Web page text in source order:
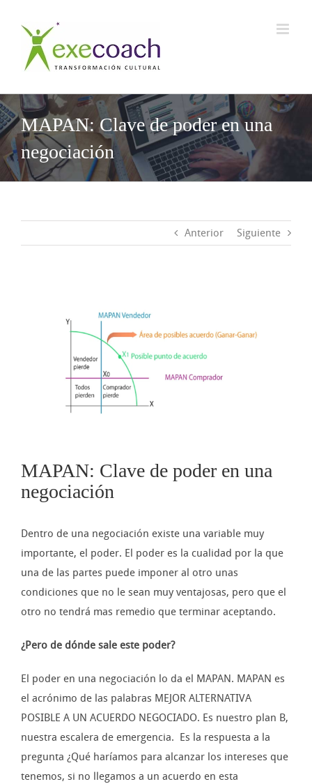
contenido
MAPAN: Clave de poder en una
negociación
Anterior Siguiente
MAPAN: Clave de poder en una
negociación
Dentro de una negociación existe una variable muy
importante, el poder. El poder es la cualidad por la que
una de las partes puede imponer al otro unas
condiciones que no le sean muy ventajosas, pero que el
otro no tendrá mas remedio que terminar aceptando.
¿Pero de dónde sale este poder?
El poder en una negociación lo da el MAPAN. MAPAN es
el acrónimo de las palabras MEJOR ALTERNATIVA
POSIBLE A UN ACUERDO NEGOCIADO. Es nuestro plan B,
nuestra escalera de emergencia. Es la respuesta a la
pregunta ¿Qué haríamos para alcanzar los intereses que
tenemos, si no llegamos a un acuerdo en esta